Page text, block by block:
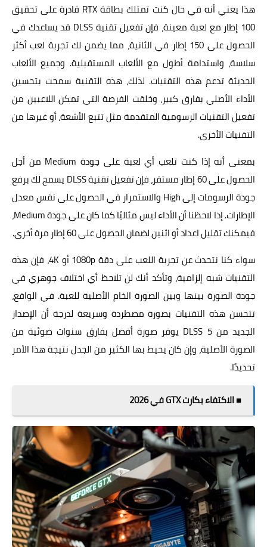
هذا يعني أنه في حال كنت تمتلك بطاقة RTX قادرة على تحقيق
100 إطار مع لعبة معينة، فإن تفعيل تقنية DLSS قد يساعدك في
الحصول على 150 إطار في الثانية، مما يضمن لك تجربة لعب أكثر
سلاسة، واستدامة أطول مع الألعاب المستقبلية. وجميع الألعاب
الحديثة تدعم هذه التقنيات. لذلك، هذه التقنية سمحت بتحسين
الأداء الأصلي بفارق كبير، وخلقت الفرصة التي تمكن اللاعبين من
تفعيل التقنيات الرسومية المتقدمة مثل تتبع الأشعة، أو غيرها من
التقنيات الأخرى.
بمعنى أنه إذا كنت تلعب أي لعبة على جودة Medium من أجل
الحصول على 60 إطار مستقر، فإن تفعيل تقنية DLSS يسمح لك برفع
جودة الرسومات إلى High والاستمرار في الحصول على نفس معدل
الإطارات. إذا لاحظنا أن الأداء ليس مثاليًا كما كان على جودة Medium،
فيمكنك تقليل اعداد أو اثنين لضمان الحصول على 60 إطار مرة أخرى.
سواء كنا نتحدث عن تجربة اللعب على دقة 1080p أو 4K، فإن هذه
التقنيات شبه إلزامية، وتأكد أنك لن تلاحظ أي اختلاف جوهري في
جودة الصورة بينها وبين الصورة الخام الأصلية للعبة. في الواقع،
تتحسن هذه التقنيات بصورة مضطردة وسريعة لدرجة أن الإصدار
الجديد من DLSS 5 يوفر صورة أفضل بفارق سنوات ضوئية من
الصورة الأصلية، وإن كان يحيط بها الكثير من الجدل نتيجة هذا الأمر
تحديدًا.
■ الاكتفاء بكارت GTX في 2026